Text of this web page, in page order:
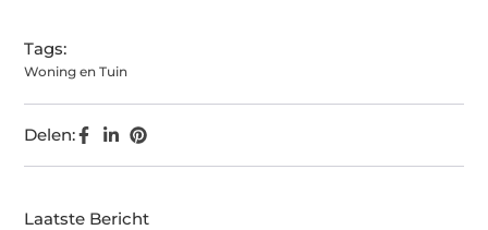
Tags:
Woning en Tuin
Delen:
Laatste Bericht